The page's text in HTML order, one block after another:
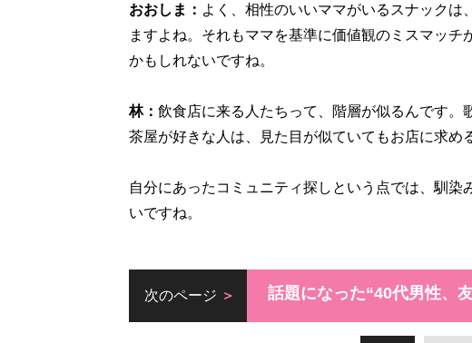
おおしま： よく、相性のいいママがいるスナック
ますよね。それもママを基準に価値観のミスマッ
かもしれないですね。
林： 飲食店に来る人たちって、階層が似るんです
茶屋が好きな人は、見た目が似ていてもお店に求め
自分にあったコミュニティ探しという点では、馴
いですね。
次のページ 話題になった“40代男性、